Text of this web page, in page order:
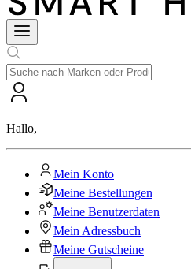
Hallo,
Mein Konto
Meine Bestellungen
Meine Benutzerdaten
Mein Adressbuch
Meine Gutscheine